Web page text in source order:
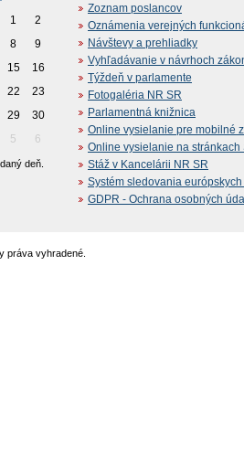
1
2
8
9
15
16
22
23
29
30
5 6
deň.
Zoznam poslancov
Oznámenia verejných
Návštevy a prehliadky
Vyhľadávanie v návrhoch
Týždeň v parlamente
Fotogaléria NR SR
Parlamentná knižnica
Online vysielanie pre mobilné
Online vysielanie na stránkach
Stáž v Kancelárii NR SR
Systém sledovania
GDPR - Ochrana osobných
práva vyhradené.